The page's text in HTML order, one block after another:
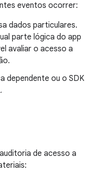
eventos ocorrer:
dados particulares.
parte lógica do app
avaliar o acesso a
dependente ou o SDK
de acesso a